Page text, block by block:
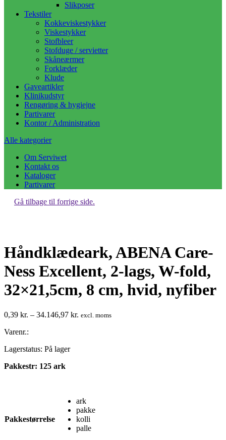
Slikposer
Tekstiler
Kokkeviskestykker
Viskestykker
Stofbleer
Stofduge / servietter
Skåneærmer
Forklæder
Klude
Gaveartikler
Klinikudstyr
Rengøring & hygiejne
Partivarer
Kontor / Administration
Alle kategorier
Om Serviwet
Kontakt os
Kataloger
Partivarer
Gå tilbage til forrige side.
Håndklædeark, ABENA Care-
Ness Excellent, 2-lags, W-fold,
32×21,5cm, 8 cm, hvid, nyfiber
0,39 kr. – 34.146,97 kr. Prisinterval:
excl. moms
Varenr.:
Lagerstatus: På lager
Pakkestr: 125 ark
Pakkestørrelse
ark
pakke
kolli
palle